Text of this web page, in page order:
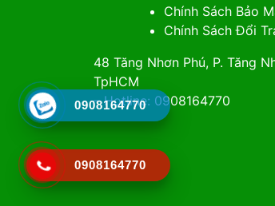
Chính Sách Bảo
Chính Sách Đổi
48 Tăng Nhơn Phú, P. Tăng
TpHCM
– Hotline: 0908164770
0908164770
0908164770